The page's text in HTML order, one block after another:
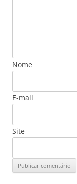
Nome
E-mail
Site